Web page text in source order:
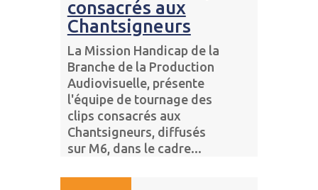
consacrés aux
Chantsigneurs
La Mission Handicap de la
Branche de la Production
Audiovisuelle, présente
l'équipe de tournage des
clips consacrés aux
Chantsigneurs, diffusés
sur M6, dans le cadre...